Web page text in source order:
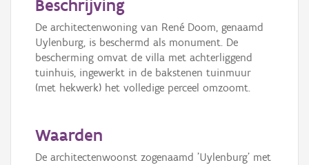
Beschrijving
De architectenwoning van René Doom, genaamd
Uylenburg, is beschermd als monument. De
bescherming omvat de villa met achterliggend
tuinhuis, ingewerkt in de bakstenen tuinmuur
(met hekwerk) het volledige perceel omzoomt.
Waarden
De architectenwoonst zogenaamd 'Uylenburg' met